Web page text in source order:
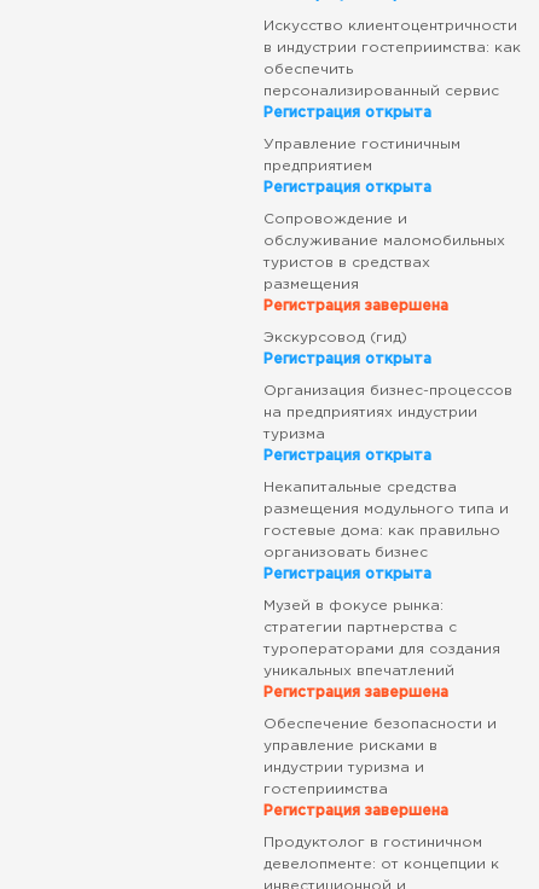
Искусство клиентоцентричности
в индустрии гостеприимства: как
обеспечить
персонализированный сервис
Регистрация открыта
Управление гостиничным
предприятием
Регистрация открыта
Сопровождение и
обслуживание маломобильных
туристов в средствах
размещения
Регистрация завершена
Экскурсовод (гид)
Регистрация открыта
Организация бизнес-процессов
на предприятиях индустрии
туризма
Регистрация открыта
Некапитальные средства
размещения модульного типа и
гостевые дома: как правильно
организовать бизнес
Регистрация открыта
Музей в фокусе рынка:
стратегии партнерства с
туроператорами для создания
уникальных впечатлений
Регистрация завершена
Обеспечение безопасности и
управление рисками в
индустрии туризма и
гостеприимства
Регистрация завершена
Продуктолог в гостиничном
девелопменте: от концепции к
инвестиционной и